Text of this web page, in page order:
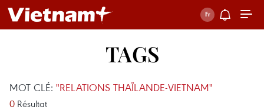
TAGS
MOT CLÉ: "RELATIONS THAÏLANDE-VIETNAM"
0 Résultat